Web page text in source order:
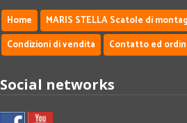
Home MARIS STELLA Scatole di
Condizioni di vendita
Contatto ed
Social networks